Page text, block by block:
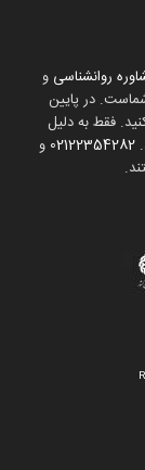
روانشناسی و
در پایین
فقط به دلیل
02122354282 و